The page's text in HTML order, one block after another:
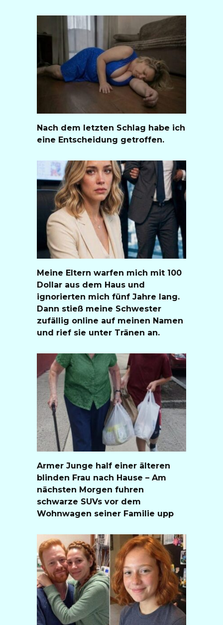
Nach dem letzten Schlag habe ich
eine Entscheidung getroffen.
Meine Eltern warfen mich mit 100
Dollar aus dem Haus und
ignorierten mich fünf Jahre lang.
Dann stieß meine Schwester
zufällig online auf meinen Namen
und rief sie unter Tränen an.
Armer Junge half einer älteren
blinden Frau nach Hause – Am
nächsten Morgen fuhren
schwarze SUVs vor dem
Wohnwagen seiner Familie upp